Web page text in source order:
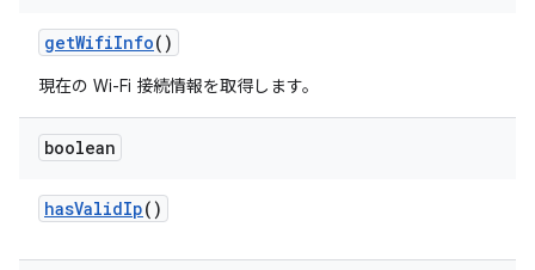
getWifiInfo()
現在の Wi-Fi 接続情報を取得します。
boolean
hasValidIp()